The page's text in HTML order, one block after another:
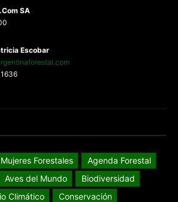
SA
Escobar
Forestales
Agenda Forestal
Aves del Mundo
Biodiversidad
Climático
Conservación